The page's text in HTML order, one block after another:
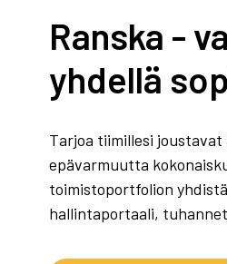
Ranska -
yhdellä
Tarjoa tiimillesi
epävarmuutta
toimistoportfolion
hallintaportaali,